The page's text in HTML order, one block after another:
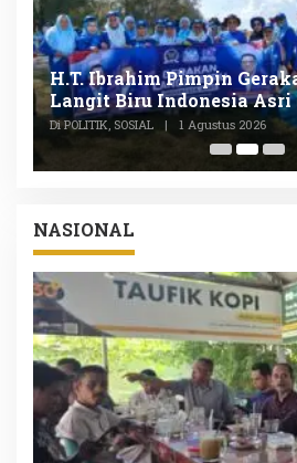
H.T. Ibrahim Pimpin
Langit Biru Indonesia Asri
Di POLITIK, SOSIAL | 1 Agustus 2026
NASIONAL